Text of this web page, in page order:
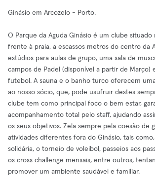
Ginásio em Arcozelo - Porto.
O Parque da Aguda Ginásio é um clube situado
frente à praia, a escassos metros do centro da
estúdios para aulas de grupo, uma sala de
campos de Padel (disponível a partir de Março)
futebol. A sauna e o banho turco oferecem
ao nosso sócio, que, pode usufruir destes
clube tem como principal foco o bem estar,
acompanhamento total pelo staff, ajudando
os seus objetivos. Zela sempre pela coesão de
atividades diferentes fora do Ginásio, tais
solidária, o torneio de voleibol, passeios aos
os cross challenge mensais, entre outros,
promover um ambiente saudável e familiar.